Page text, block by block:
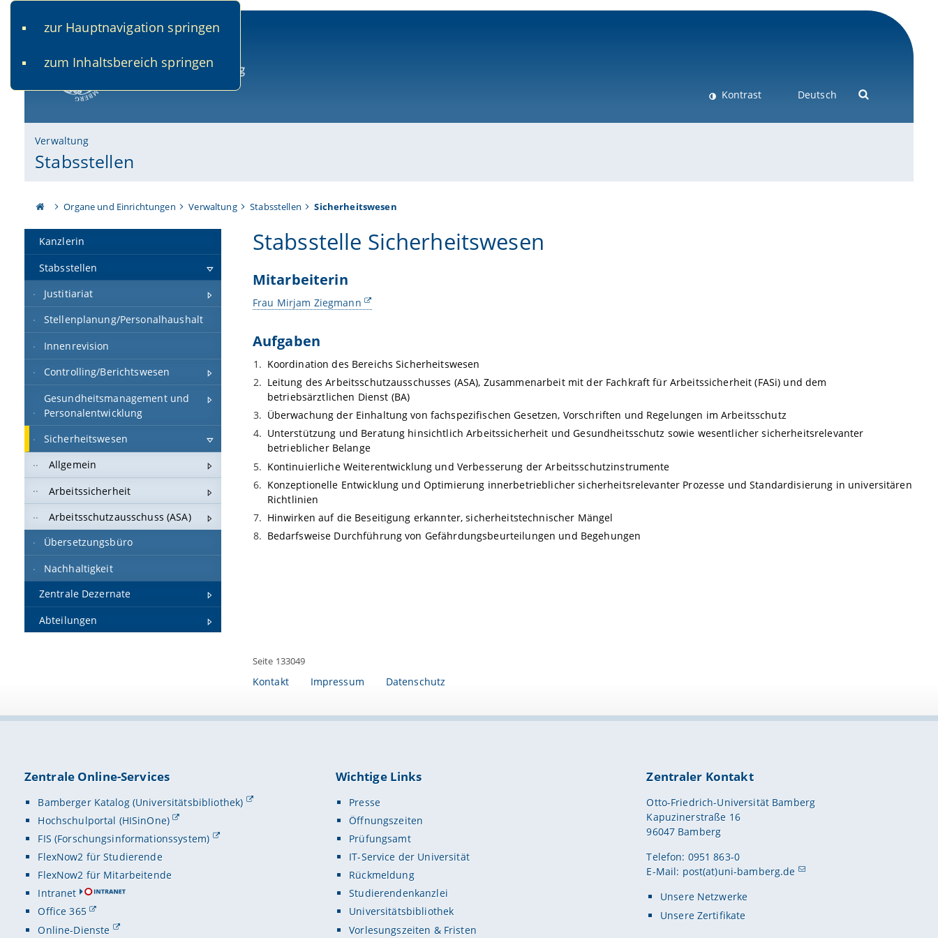
zur Hauptnavigation springen
zum Inhaltsbereich springen
Kontrast Deutsch
Verwaltung
Stabsstellen
Organe und Einrichtungen Verwaltung Stabsstellen Sicherheitswesen
Kanzlerin
Stabsstellen
Justitiariat
Stellenplanung/Personalhaushalt
Innenrevision
Controlling/Berichtswesen
Gesundheitsmanagement und
Personalentwicklung
Sicherheitswesen
Allgemein
Arbeitssicherheit
Arbeitsschutzausschuss (ASA)
Übersetzungsbüro
Nachhaltigkeit
Zentrale Dezernate
Abteilungen
Stabsstelle Sicherheitswesen
Mitarbeiterin
Frau Mirjam Ziegmann
Aufgaben
Koordination des Bereichs Sicherheitswesen
Leitung des Arbeitsschutzausschusses (ASA), Zusammenarbeit mit der Fachkraft für Arbeitssicherheit (FASi) und dem
betriebsärztlichen Dienst (BA)
Überwachung der Einhaltung von fachspezifischen Gesetzen, Vorschriften und Regelungen im Arbeitsschutz
Unterstützung und Beratung hinsichtlich Arbeitssicherheit und Gesundheitsschutz sowie wesentlicher sicherheitsrelevanter
betrieblicher Belange
Kontinuierliche Weiterentwicklung und Verbesserung der Arbeitsschutzinstrumente
Konzeptionelle Entwicklung und Optimierung innerbetrieblicher sicherheitsrelevanter Prozesse und Standardisierung in universitären
Richtlinien
Hinwirken auf die Beseitigung erkannter, sicherheitstechnischer Mängel
Bedarfsweise Durchführung von Gefährdungsbeurteilungen und Begehungen
Seite 133049
Kontakt Impressum Datenschutz
Zentrale Online-Services
Bamberger Katalog (Universitätsbibliothek)
Hochschulportal (HISinOne)
FIS (Forschungsinformationssystem)
FlexNow2 für Studierende
FlexNow2 für Mitarbeitende
Intranet
Office 365
Online-Dienste
Wichtige Links
Presse
Öffnungszeiten
Prüfungsamt
IT-Service der Universität
Rückmeldung
Studierendenkanzlei
Universitätsbibliothek
Vorlesungszeiten & Fristen
Zentraler Kontakt
Otto-Friedrich-Universität Bamberg
Kapuzinerstraße 16
96047 Bamberg
Telefon: 0951 863-0
E-Mail: post(at)uni-bamberg.de
Unsere Netzwerke
Unsere Zertifikate